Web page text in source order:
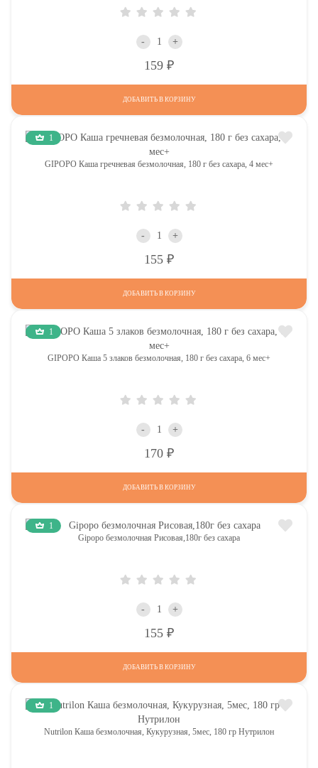
- +
159
ДОБАВИТЬ В КОРЗИНУ
1
GIPOPO Каша гречневая безмолочная, 180 г без сахара, 4 мес+
- +
155
ДОБАВИТЬ В КОРЗИНУ
1
GIPOPO Каша 5 злаков безмолочная, 180 г без сахара, 6 мес+
- +
170
ДОБАВИТЬ В КОРЗИНУ
1
Gipopo безмолочная Рисовая,180г без сахара
- +
155
ДОБАВИТЬ В КОРЗИНУ
1
Nutrilon Каша безмолочная, Кукурузная, 5мес, 180 гр Нутрилон